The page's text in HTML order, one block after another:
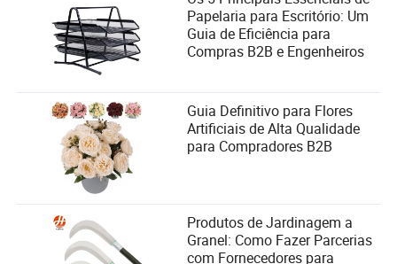
Papelaria para Escritório: Um
Guia de Eficiência para
Compras B2B e Engenheiros
Guia Definitivo para Flores
Artificiais de Alta Qualidade
para Compradores B2B
Produtos de Jardinagem a
Granel: Como Fazer Parcerias
com Fornecedores para